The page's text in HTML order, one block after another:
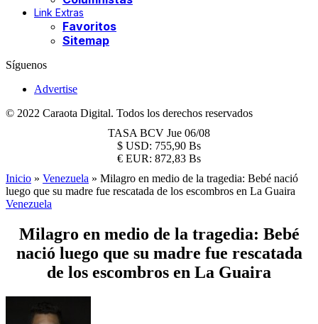
Link Extras
Favoritos
Sitemap
Síguenos
Advertise
© 2022 Caraota Digital. Todos los derechos reservados
TASA BCV Jue 06/08
$ USD: 755,90 Bs
€ EUR: 872,83 Bs
Inicio » Venezuela » Milagro en medio de la tragedia: Bebé nació
luego que su madre fue rescatada de los escombros en La Guaira
Venezuela
Milagro en medio de la tragedia: Bebé
nació luego que su madre fue rescatada
de los escombros en La Guaira